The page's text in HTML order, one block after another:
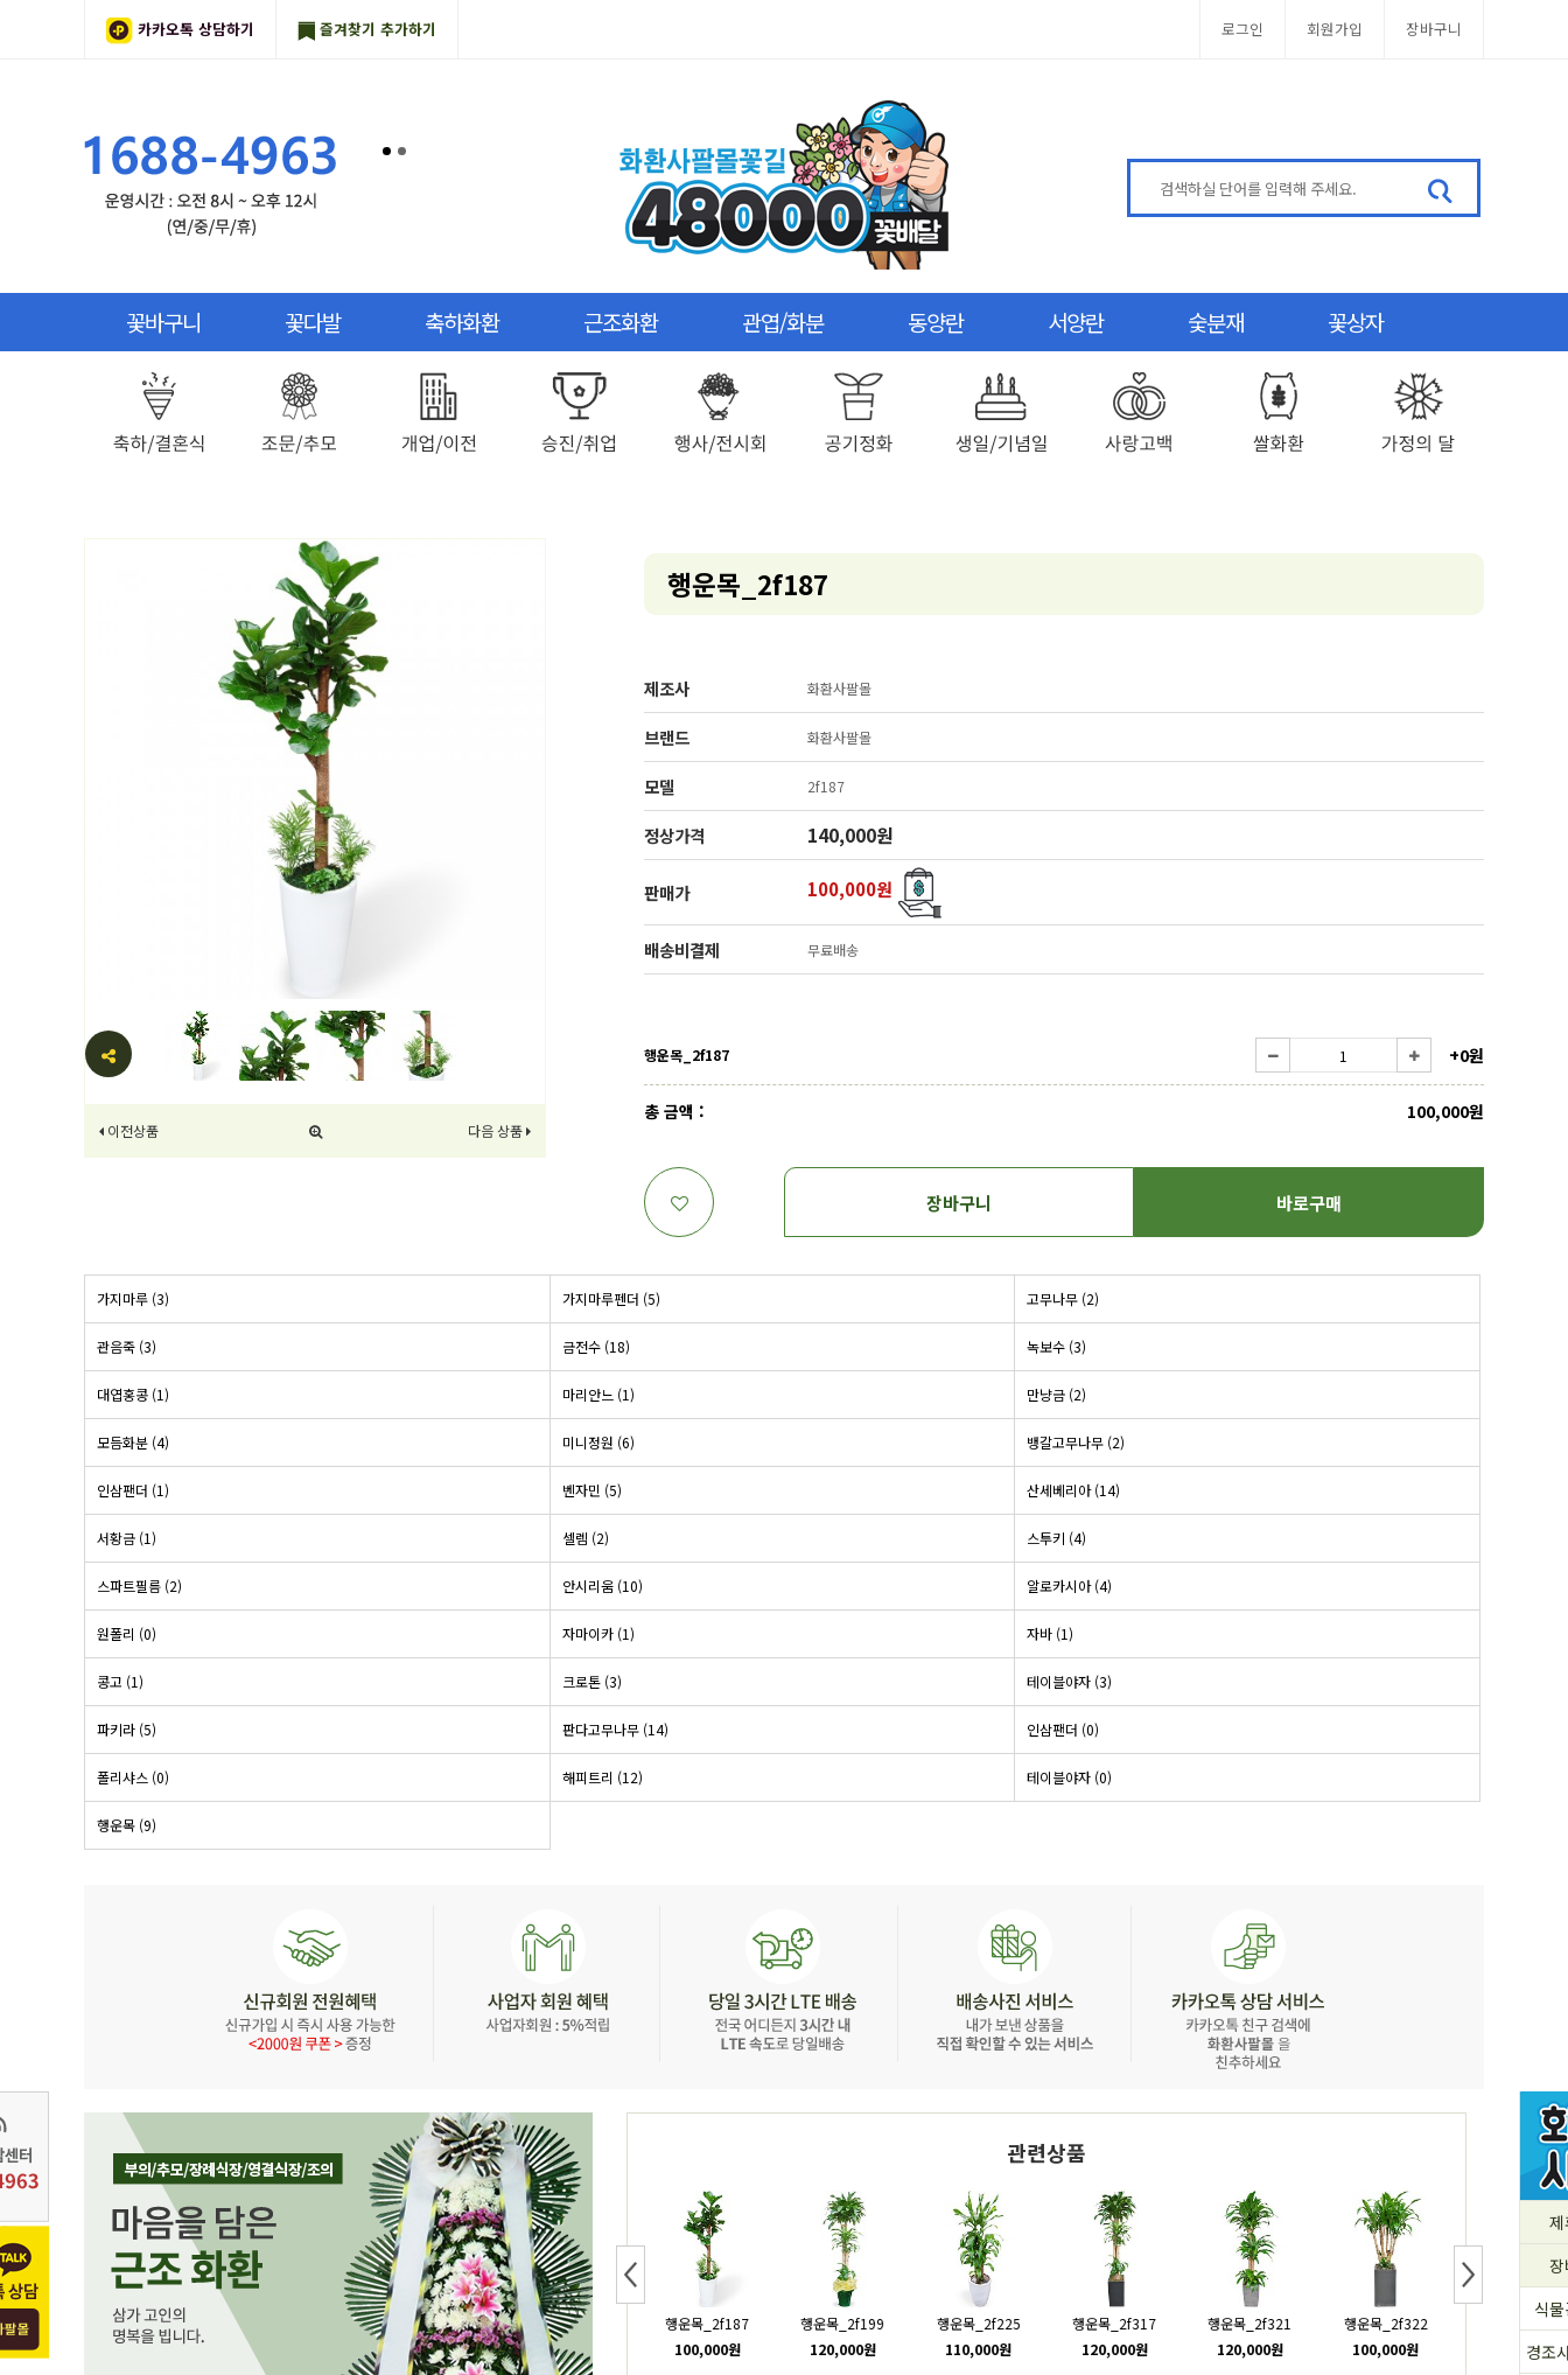
카카오톡 상담하기 즐겨찾기 추가하기 장바구니
회원가입
로그인
꽃바구니 꽃다발 축하화환 근조화환 관엽/화분 동양란 서양란 숯분재 꽃상자
식
경조
이전상품 다음 상품
행운목_2f187
제조사 화환사팔몰
브랜드 화환사팔몰
모델 2f187
정상가격 140,000원
판매가 100,000원
배송비결제 무료배송
행운목_2f187 +0원
총 금액 : 100,000원
바로구매
장바구니
가지마루 (3) 가지마루펜더 (5) 고무나무 (2)
관음죽 (3) 금전수 (18) 녹보수 (3)
대엽홍콩 (1) 마리안느 (1) 만냥금 (2)
모듬화분 (4) 미니정원 (6) 뱅갈고무나무 (2)
인삼팬더 (1) 벤자민 (5) 산세베리아 (14)
서황금 (1) 셀렘 (2) 스투키 (4)
스파트필름 (2) 안시리움 (10) 알로카시아 (4)
원폴리 (0) 자마이카 (1) 자바 (1)
콩고 (1) 크로톤 (3) 테이블야자 (3)
파키라 (5) 판다고무나무 (14) 인삼팬더 (0)
폴리샤스 (0) 해피트리 (12) 테이블야자 (0)
행운목 (9)
관련상품
목_2f199
원
행운목_2f225
110,000원
행운목_2f321
120,000원
행운목_2f322
100,000원
행운목_2f187
100,000원
행운목_2f199
120,000원
행운목_2f225
110,000원
행운목_2f317
120,000원
행운목_2f321
120,000원
행운목_2f322
100,000원
행운목_2f187
100,000원